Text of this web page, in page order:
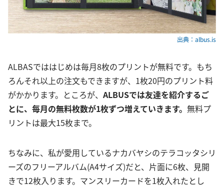
出典：albus.is
ALBASでははじめは毎月8枚のプリントが無料です。もち
ろんそれ以上の注文もできますが、1枚20円のプリント料
がかかります。ところが、 ALBUSでは友達を紹介するご
とに、毎月の無料枚数が1枚ずつ増えていきます。 無料プ
リントは最大15枚まで。
ちなみに、私が愛用しているナカバヤシのテラコッタシリ
ーズのフリーアルバム(A4サイズ)だと、片面に6枚、見開
きで12枚入ります。マンスリーカードを1枚入れたとし